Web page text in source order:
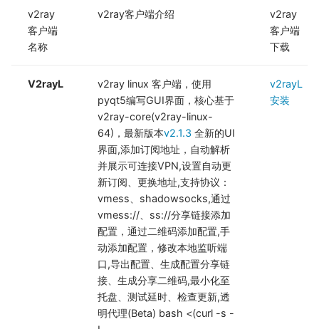
v2ray
客户端
名称
v2ray客户端介绍
v2ray
客户端
下载
V2rayL
v2ray linux 客户端，使用
pyqt5编写GUI界面，核心基于
v2ray-core(v2ray-linux-
64)，最新版本v2.1.3 全新的UI
界面,添加订阅地址，自动解析
并展示可连接VPN,设置自动更
新订阅、更换地址,支持协议：
vmess、shadowsocks,通过
vmess://、ss://分享链接添加
配置，通过二维码添加配置,手
动添加配置，修改本地监听端
口,导出配置、生成配置分享链
接、生成分享二维码,最小化至
托盘、测试延时、检查更新,透
明代理(Beta) bash <(curl -s -
v2rayL
安装